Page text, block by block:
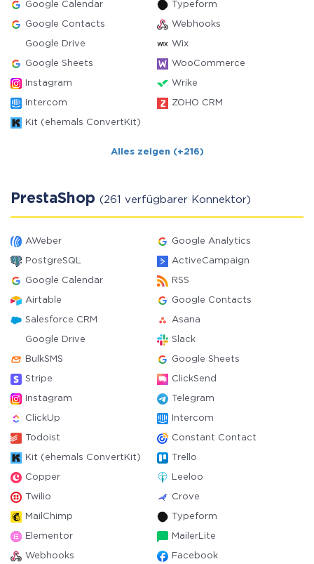
Google Calendar Typeform
Google Contacts Webhooks
Google Drive Wix
Google Sheets WooCommerce
Instagram Wrike
Intercom ZOHO CRM
Kit (ehemals ConvertKit)
Alles zeigen (+216)
PrestaShop (261 verfügbarer Konnektor)
AWeber Google Analytics
PostgreSQL ActiveCampaign
Google Calendar RSS
Airtable Google Contacts
Salesforce CRM Asana
Google Drive Slack
BulkSMS Google Sheets
Stripe ClickSend
Instagram Telegram
ClickUp Intercom
Todoist Constant Contact
Kit (ehemals ConvertKit) Trello
Copper Leeloo
Twilio Crove
MailChimp Typeform
Elementor MailerLite
Webhooks Facebook